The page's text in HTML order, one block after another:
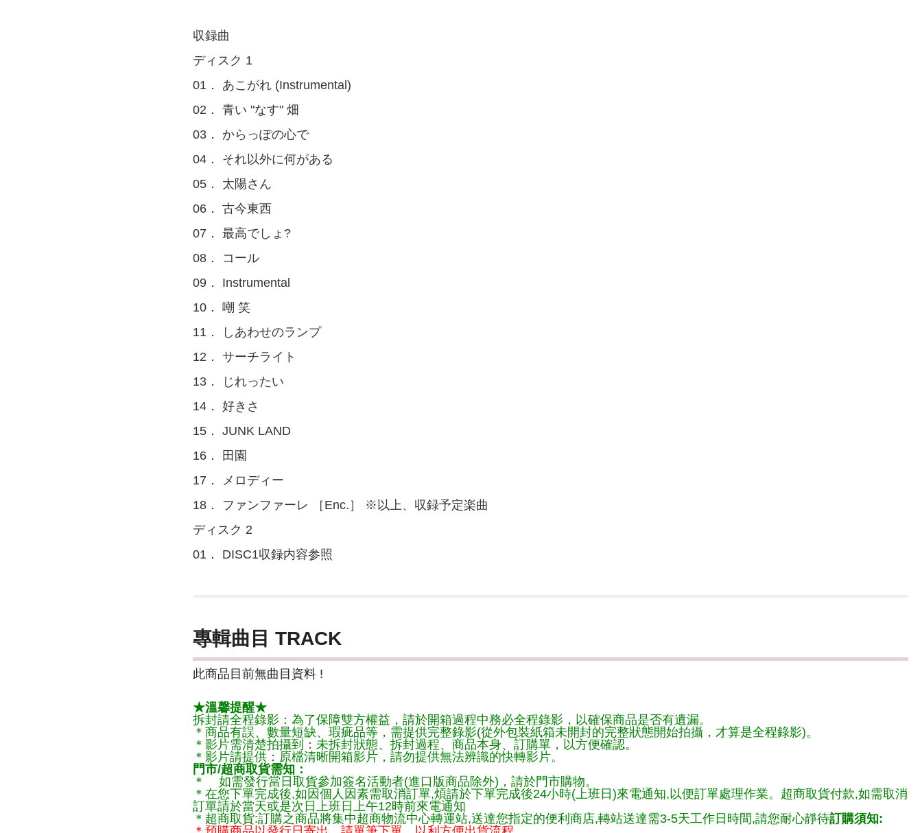
収録曲
ディスク 1
01． あこがれ (Instrumental)
02． 青い "なす" 畑
03． からっぽの心で
04． それ以外に何がある
05． 太陽さん
06． 古今東⻄
07． 最高でしょ?
08． コール
09． Instrumental
10． 嘲 笑
11． しあわせのランプ
12． サーチライト
13． じれったい
14． 好きさ
15． JUNK LAND
16． 田園
17． メロディー
18． ファンファーレ ［Enc.］ ※以上、収録予定楽曲
ディスク 2
01． DISC1収録内容参照
專輯曲目 TRACK
此商品目前無曲目資料 !
★溫馨提醒★
拆封請全程錄影：為了保障雙方權益，請於開箱過程中務必全程錄影，以確保商品是否有遺漏。
＊商品有誤、數量短缺、瑕疵品等，需提供完整錄影(從外包裝紙箱未開封的完整狀態開始拍攝，才算是全程錄影)。
＊影片需清楚拍攝到：未拆封狀態、拆封過程、商品本身、訂購單，以方便確認。
＊影片請提供：原檔清晰開箱影片，請勿提供無法辨識的快轉影片。
門市/超商取貨需知：
＊ 如需發行當日取貨參加簽名活動者(進口版商品除外)，請於門市購物。
＊在您下單完成後,如因個人因素需取消訂單,煩請於下單完成後24小時(上班日)來電通知,以便訂單處理作業。超商取貨付款,如需取消
訂單請於當天或是次日上班日上午12時前來電通知
＊超商取貨:訂購之商品將集中超商物流中心轉運站,送達您指定的便利商店,轉站送達需3-5天工作日時間,請您耐心靜待訂購須知: